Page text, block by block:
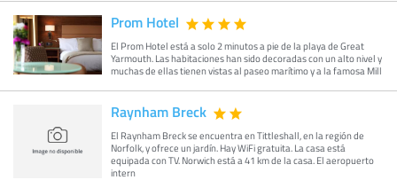
Prom Hotel
El Prom Hotel está a solo 2 minutos a pie de la playa de Great
Yarmouth. Las habitaciones han sido decoradas con un alto nivel y
muchas de ellas tienen vistas al paseo marítimo y a la famosa Mill
Raynham Breck
El Raynham Breck se encuentra en Tittleshall, en la región de
Norfolk, y ofrece un jardín. Hay WiFi gratuita. La casa está
equipada con TV. Norwich está a 41 km de la casa. El aeropuerto
intern